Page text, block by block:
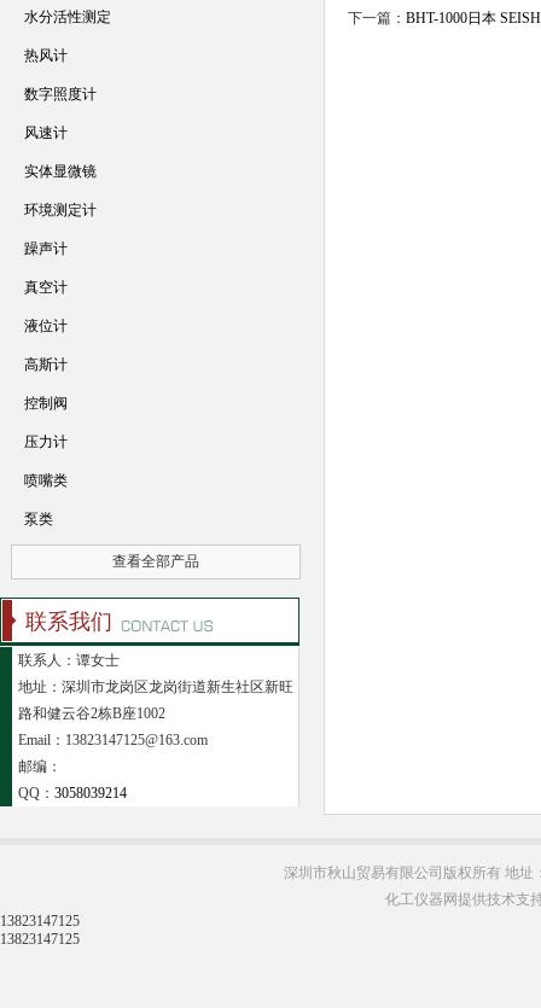
下一篇： BHT-1000日本
水分活性测定
热风计
数字照度计
风速计
实体显微镜
环境测定计
躁声计
真空计
液位计
高斯计
控制阀
压力计
喷嘴类
泵类
查看全部产品
联系我们
联系人：谭女士
地址：深圳市龙岗区龙岗街道新生社区新旺
路和健云谷2栋B座1002
Email：13823147125@163.com
邮编：
QQ： 3058039214
深圳市秋山贸易有限公司版权所有 地址
化工仪器网提供技术支
13823147125
13823147125